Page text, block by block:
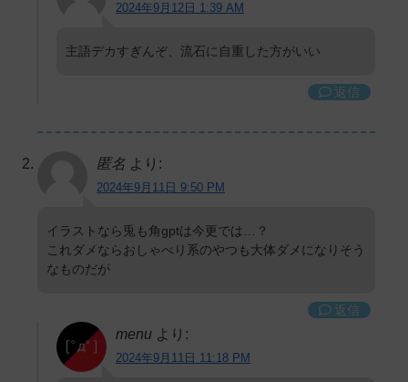
2024年9月12日 1:39 AM
主語デカすぎんぞ、流石に自重した方がいい
返信
匿名 より:
2024年9月11日 9:50 PM
イラストなら兎も角gptは今更では…？
これダメならおしゃべり系のやつも大体ダメになりそう
なものだが
返信
menu より:
2024年9月11日 11:18 PM